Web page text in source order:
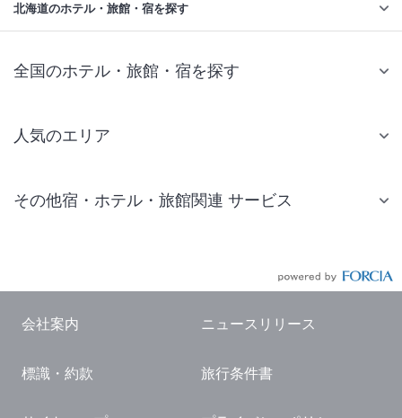
北海道のホテル・旅館・宿を探す
全国のホテル・旅館・宿を探す
人気のエリア
仙台 ホテル
東京ドーム ホテル
横浜 ホテル
その他宿・ホテル・旅館関連 サービス
国内観光ガイド
旅行・観光情報
会社案内 ニュースリリース
標識・約款 旅行条件書